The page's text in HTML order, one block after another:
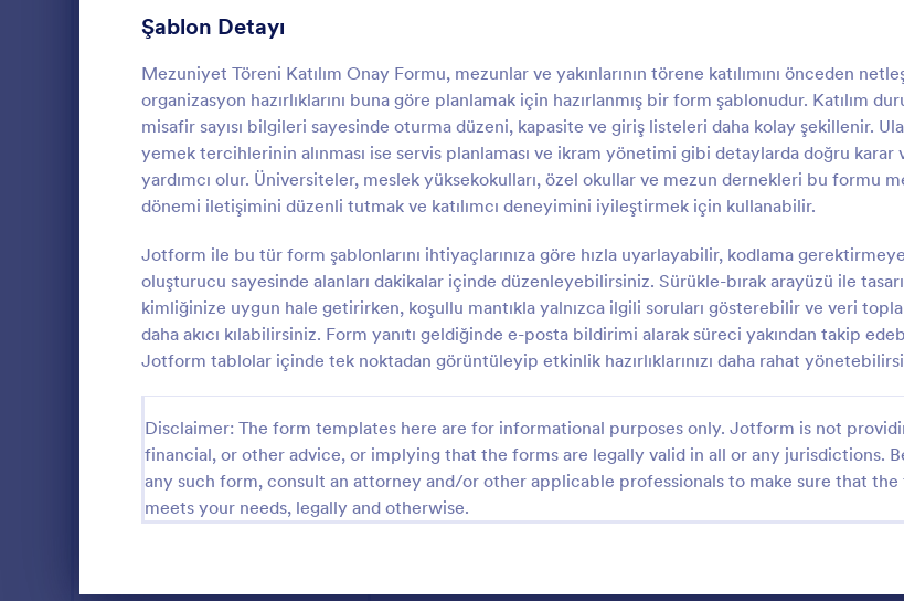
Şablon Detayı
Mezuniyet Töreni Katılım Onay Formu, mezunlar ve yakınlarının törene katılımını önceden
organizasyon hazırlıklarını buna göre planlamak için hazırlanmış bir form şablonudur. Katılım
misafir sayısı bilgileri sayesinde oturma düzeni, kapasite ve giriş listeleri daha kolay şekillenir.
yemek tercihlerinin alınması ise servis planlaması ve ikram yönetimi gibi detaylarda doğru karar
yardımcı olur. Üniversiteler, meslek yüksekokulları, özel okullar ve mezun dernekleri bu formu
dönemi iletişimini düzenli tutmak ve katılımcı deneyimini iyileştirmek için kullanabilir.
Jotform ile bu tür form şablonlarını ihtiyaçlarınıza göre hızla uyarlayabilir, kodlama
oluşturucu sayesinde alanları dakikalar içinde düzenleyebilirsiniz. Sürükle-bırak arayüzü ile
kimliğinize uygun hale getirirken, koşullu mantıkla yalnızca ilgili soruları gösterebilir ve veri
daha akıcı kılabilirsiniz. Form yanıtı geldiğinde e-posta bildirimi alarak süreci yakından takip
Jotform tablolar içinde tek noktadan görüntüleyip etkinlik hazırlıklarınızı daha rahat
Disclaimer: The form templates here are for informational purposes only. Jotform is not
financial, or other advice, or implying that the forms are legally valid in all or any jurisdictions.
any such form, consult an attorney and/or other applicable professionals to make sure that the
meets your needs, legally and otherwise.
Mezuniyet Başvuru Formu
birimlerinin mezuniyet başvurularını online
almasına, diploma teslim sürecini
planlamasına ve veri toplama sürecini
Jotform ile tek yerden yönetmesine
yardımcı olur.
Go to Category:
Graduation Forms
K-12 Formları
Eğitim Anketleri
Okul Kayıt Formları 29
Öğrenci Kayıt Formları 24
Ders Kayıt Formu Şablonları 20
Okul Anketleri 16
Okul Başvuru Formları
Laboratory Forms 10
Öğretmen Değerlendirme Formları 8
Ders Değerlendirme 7
Special Education Forms 7